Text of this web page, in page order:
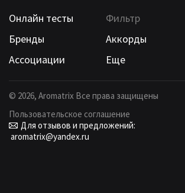
Онлайн тесты Фильтр
Бренды
Аккорды
Ассоциации
Еще
© 2026, Aromatrix Все права защищены
Пользовательское соглашение
Для отзывов и предложений:
aromatrix@yandex.ru